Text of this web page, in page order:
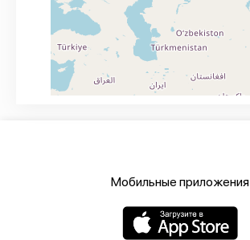
Мобильные приложения